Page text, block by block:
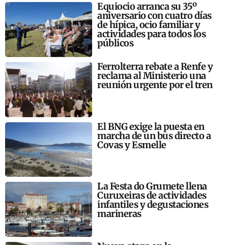
Equiocio arranca su 35º
aniversario con cuatro días
de hípica, ocio familiar y
actividades para todos los
públicos
Ferrolterra rebate a Renfe y
reclama al Ministerio una
reunión urgente por el tren
El BNG exige la puesta en
marcha de un bus directo a
Covas y Esmelle
La Festa do Grumete llena
Curuxeiras de actividades
infantiles y degustaciones
marineras